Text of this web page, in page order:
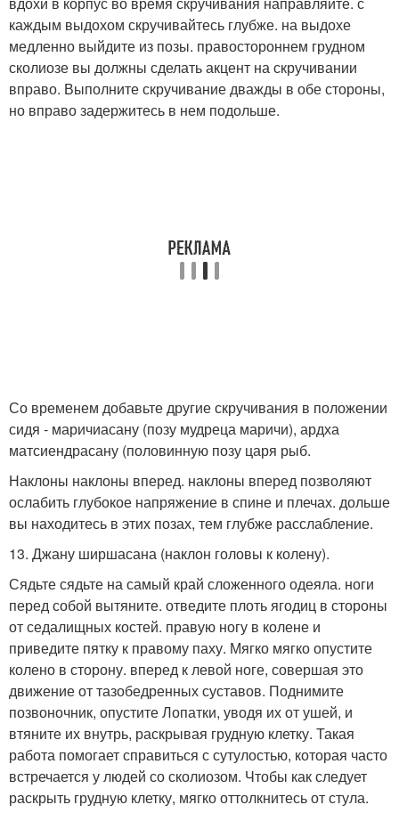
каждым выдохом скручивайтесь глубже. на выдохе
медленно выйдите из позы. правостороннем грудном
сколиозе вы должны сделать акцент на скручивании
вправо. Выполните скручивание дважды в обе стороны,
но вправо задержитесь в нем подольше.
Со временем добавьте другие скручивания в положении
сидя - маричиасану (позу мудреца маричи), ардха
матсиендрасану (половинную позу царя рыб.
Наклоны наклоны вперед. наклоны вперед позволяют
ослабить глубокое напряжение в спине и плечах. дольше
вы находитесь в этих позах, тем глубже расслабление.
13. Джану ширшасана (наклон головы к колену).
Сядьте сядьте на самый край сложенного одеяла. ноги
перед собой вытяните. отведите плоть ягодиц в стороны
от седалищных костей. правую ногу в колене и
приведите пятку к правому паху. Мягко мягко опустите
колено в сторону. вперед к левой ноге, совершая это
движение от тазобедренных суставов. Поднимите
позвоночник, опустите Лопатки, уводя их от ушей, и
втяните их внутрь, раскрывая грудную клетку. Такая
работа помогает справиться с сутулостью, которая часто
встречается у людей со сколиозом. Чтобы как следует
раскрыть грудную клетку, мягко оттолкнитесь от стула.